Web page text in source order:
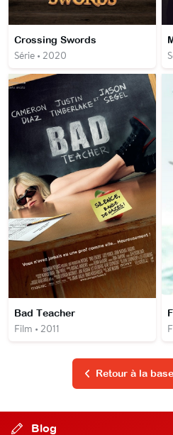
Crossing Swords
Série • 2020
Bad Teacher
Film • 2011
Retour à la
Blog